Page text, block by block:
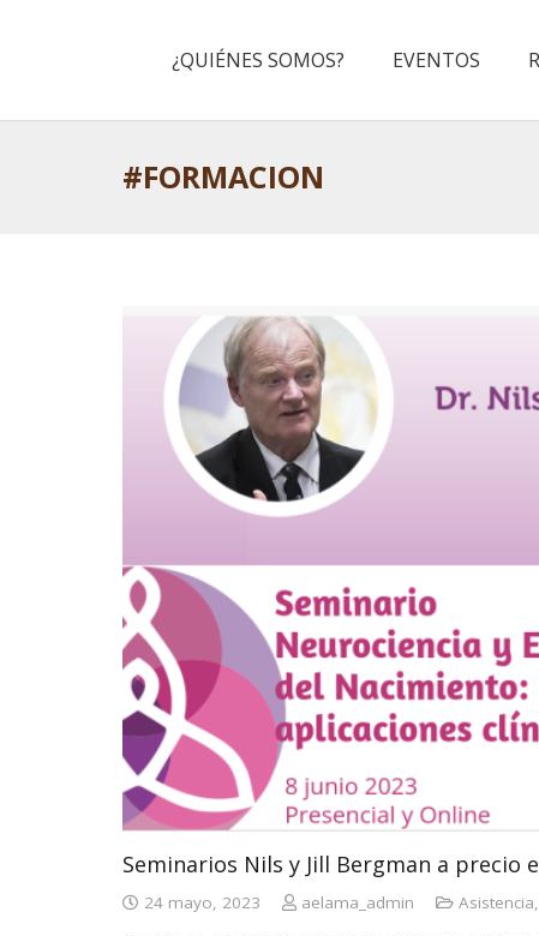
¿QUIÉNES SOMOS? EVENTOS
#FORMACION
Seminarios Nils y Jill Bergman a precio
24 mayo, 2023 aelama_admin Asistencia,